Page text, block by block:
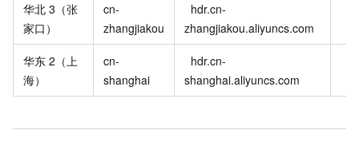
华北 3（张
家口）
cn-
zhangjiakou
hdr.cn-
zhangjiakou.aliyuncs.com
华东 2（上
海）
cn-
shanghai
hdr.cn-
shanghai.aliyuncs.com